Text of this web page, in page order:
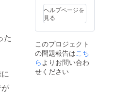
た
ヘルプページを
見る
このプロジェクト
の問題報告はこち
ら よりお問い合わ
せください